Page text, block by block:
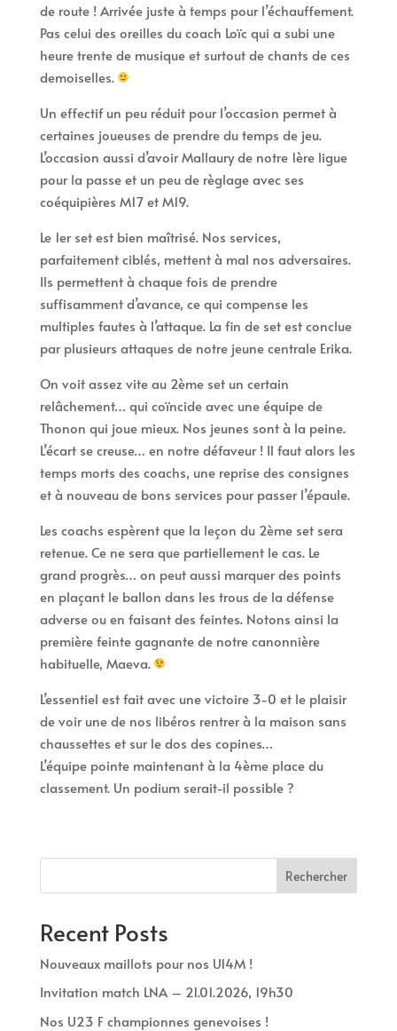
de route ! Arrivée juste à temps pour l’échauffement.
Pas celui des oreilles du coach Loïc qui a subi une
heure trente de musique et surtout de chants de ces
demoiselles.
Un effectif un peu réduit pour l’occasion permet à
certaines joueuses de prendre du temps de jeu.
L’occasion aussi d’avoir Mallaury de notre 1ère ligue
pour la passe et un peu de règlage avec ses
coéquipières M17 et M19.
Le 1er set est bien maîtrisé. Nos services,
parfaitement ciblés, mettent à mal nos adversaires.
Ils permettent à chaque fois de prendre
suffisamment d’avance, ce qui compense les
multiples fautes à l’attaque. La fin de set est conclue
par plusieurs attaques de notre jeune centrale Erika.
On voit assez vite au 2ème set un certain
relâchement… qui coïncide avec une équipe de
Thonon qui joue mieux. Nos jeunes sont à la peine.
L’écart se creuse… en notre défaveur ! Il faut alors les
temps morts des coachs, une reprise des consignes
et à nouveau de bons services pour passer l’épaule.
Les coachs espèrent que la leçon du 2ème set sera
retenue. Ce ne sera que partiellement le cas. Le
grand progrès… on peut aussi marquer des points
en plaçant le ballon dans les trous de la défense
adverse ou en faisant des feintes. Notons ainsi la
première feinte gagnante de notre canonnière
habituelle, Maeva.
L’essentiel est fait avec une victoire 3-0 et le plaisir
de voir une de nos libéros rentrer à la maison sans
chaussettes et sur le dos des copines…
L’équipe pointe maintenant à la 4ème place du
classement. Un podium serait-il possible ?
Rechercher
Recent Posts
Nouveaux maillots pour nos U14M !
Invitation match LNA – 21.01.2026, 19h30
Nos U23 F championnes genevoises !